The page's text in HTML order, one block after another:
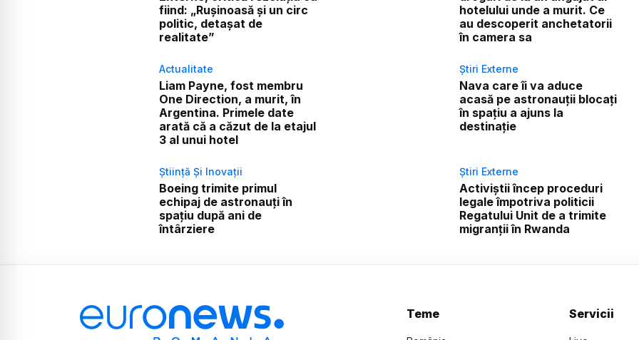
fiind: „Rușinoasă și un circ
politic, detașat de
realitate”
hotelului unde a murit. Ce
au descoperit anchetatorii
în camera sa
Actualitate
Liam Payne, fost membru
One Direction, a murit, în
Argentina. Primele date
arată că a căzut de la etajul
3 al unui hotel
Știri Externe
Nava care îi va aduce
acasă pe astronauții blocați
în spațiu a ajuns la
destinație
Știință Și Inovații
Boeing trimite primul
echipaj de astronauți în
spațiu după ani de
întârziere
Știri Externe
Activiștii încep proceduri
legale împotriva politicii
Regatului Unit de a trimite
migranții în Rwanda
Teme Servicii